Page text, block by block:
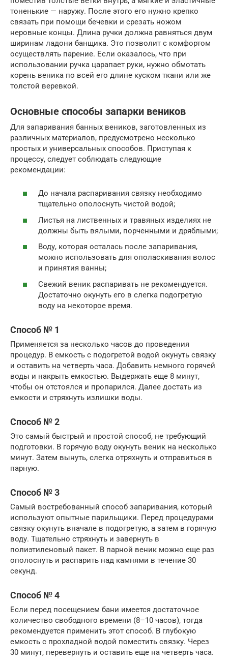
тоненькие — наружу. После этого его нужно крепко
связать при помощи бечевки и срезать ножом
неровные концы. Длина ручки должна равняться двум
ширинам ладони банщика. Это позволит с комфортом
осуществлять парение. Если оказалось, что при
использовании ручка царапает руки, нужно обмотать
корень веника по всей его длине куском ткани или же
толстой веревкой.
Основные способы запарки веников
Для запаривания банных веников, заготовленных из
различных материалов, предусмотрено несколько
простых и универсальных способов. Приступая к
процессу, следует соблюдать следующие
рекомендации:
До начала распаривания связку необходимо
тщательно ополоснуть чистой водой;
Листья на лиственных и травяных изделиях не
должны быть вялыми, порченными и дряблыми;
Воду, которая осталась после запаривания,
можно использовать для ополаскивания волос
и принятия ванны;
Свежий веник распаривать не рекомендуется.
Достаточно окунуть его в слегка подогретую
воду на некоторое время.
Способ № 1
Применяется за несколько часов до проведения
процедур. В емкость с подогретой водой окунуть связку
и оставить на четверть часа. Добавить немного горячей
воды и накрыть емкостью. Выдержать еще 8 минут,
чтобы он отстоялся и пропарился. Далее достать из
емкости и стряхнуть излишки воды.
Способ № 2
Это самый быстрый и простой способ, не требующий
подготовки. В горячую воду окунуть веник на несколько
минут. Затем вынуть, слегка отряхнуть и отправиться в
парную.
Способ № 3
Самый востребованный способ запаривания, который
используют опытные парильщики. Перед процедурами
связку окунуть вначале в подогретую, а затем в горячую
воду. Тщательно стряхнуть и завернуть в
полиэтиленовый пакет. В парной веник можно еще раз
ополоснуть и распарить над камнями в течение 30
секунд.
Способ № 4
Если перед посещением бани имеется достаточное
количество свободного времени (8–10 часов), тогда
рекомендуется применить этот способ. В глубокую
емкость с прохладной водой поместить связку. Через
30 минут, перевернуть и оставить еще на четверть часа.